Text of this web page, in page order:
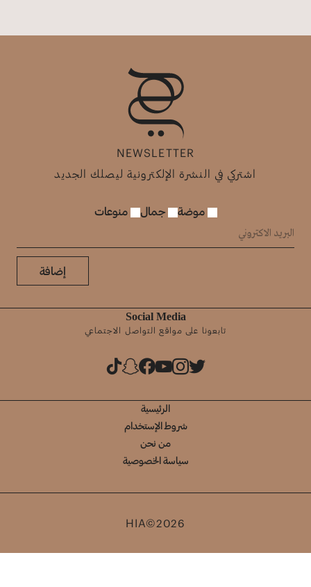
NEWSLETTER
اشتركي في النشرة الإلكترونية ليصلك الجديد
موضة جمال منوعات
إضافة
Social Media
تابعونا على مواقع التواصل الاجتماعي
الرئيسية
شروط الإستخدام
من نحن
سياسة الخصوصية
HIA©2026